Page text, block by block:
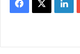
Facebook